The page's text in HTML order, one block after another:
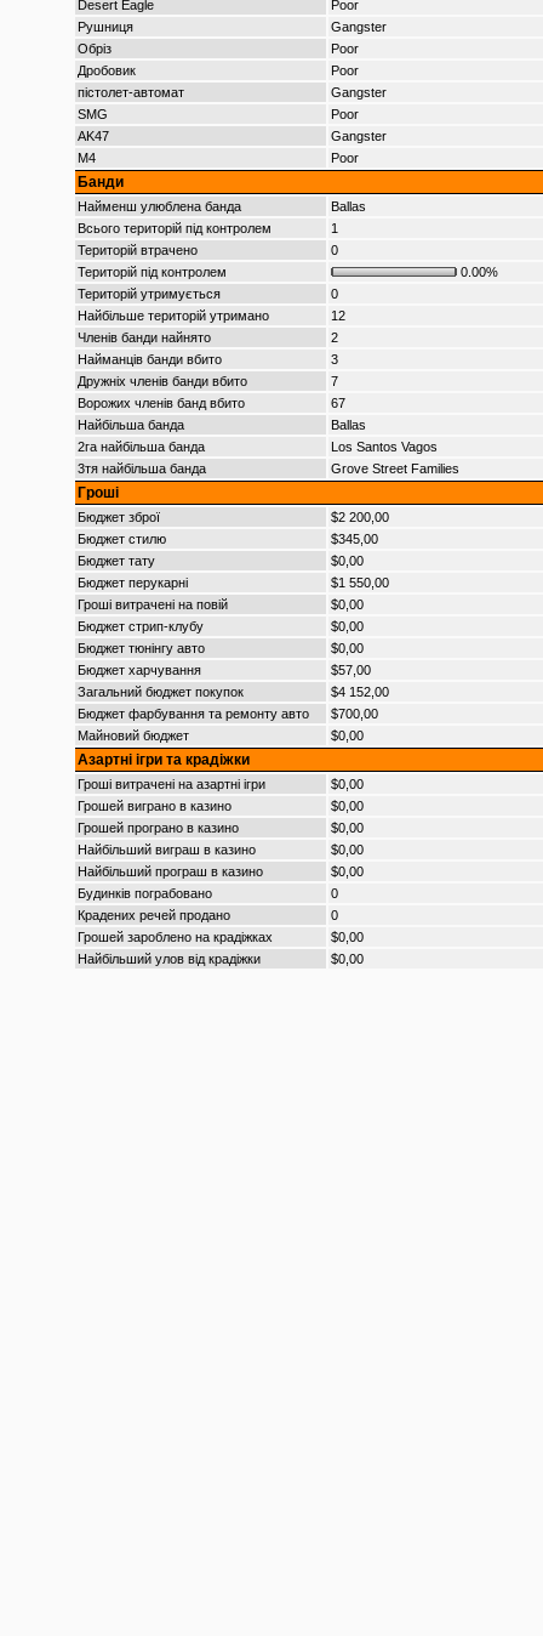
Desert Eagle
Poor
Рушниця
Gangster
Обріз
Poor
Дробовик
Poor
пістолет-автомат
Gangster
SMG
Poor
AK47
Gangster
M4
Poor
Банди
Найменш улюблена банда
Ballas
Всього територій під контролем
1
Територій втрачено
0
Територій під контролем
0.00%
Територій утримується
0
Найбільше територій утримано
12
Членів банди найнято
2
Найманців банди вбито
3
Дружніх членів банди вбито
7
Ворожих членів банд вбито
67
Найбільша банда
Ballas
2га найбільша банда
Los Santos Vagos
3тя найбільша банда
Grove Street Families
Гроші
Бюджет зброї
$2 200,00
Бюджет стилю
$345,00
Бюджет тату
$0,00
Бюджет перукарні
$1 550,00
Гроші витрачені на повій
$0,00
Бюджет стрип-клубу
$0,00
Бюджет тюнінгу авто
$0,00
Бюджет харчування
$57,00
Загальний бюджет покупок
$4 152,00
Бюджет фарбування та ремонту авто
$700,00
Майновий бюджет
$0,00
Азартні ігри та крадіжки
Гроші витрачені на азартні ігри
$0,00
Грошей виграно в казино
$0,00
Грошей програно в казино
$0,00
Найбільший виграш в казино
$0,00
Найбільший програш в казино
$0,00
Будинків пограбовано
0
Крадених речей продано
0
Грошей зароблено на крадіжках
$0,00
Найбільший улов від крадіжки
$0,00